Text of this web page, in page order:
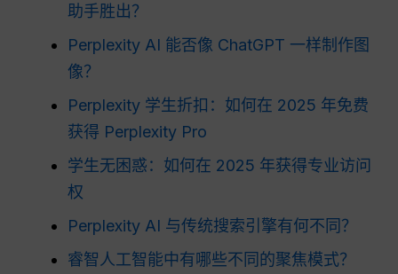
助手胜出？
Perplexity AI 能否像 ChatGPT 一样制作图
像？
Perplexity 学生折扣：如何在 2025 年免费
获得 Perplexity Pro
学生无困惑：如何在 2025 年获得专业访问
权
Perplexity AI 与传统搜索引擎有何不同？
睿智人工智能中有哪些不同的聚焦模式？